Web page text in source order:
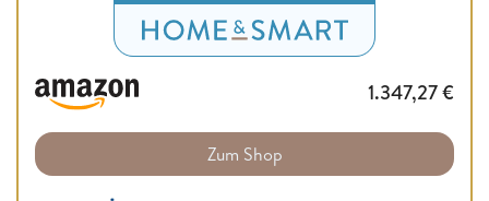
1.347,27€
Zum Shop